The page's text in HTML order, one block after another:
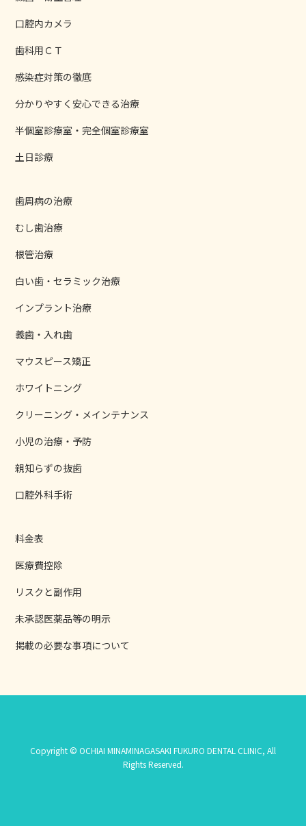
口腔内カメラ
歯科用ＣＴ
感染症対策の徹底
分かりやすく安心できる治療
半個室診療室・完全個室診療室
土日診療
歯周病の治療
むし歯治療
根管治療
白い歯・セラミック治療
インプラント治療
義歯・入れ歯
マウスピース矯正
ホワイトニング
クリーニング・メインテナンス
小児の治療・予防
親知らずの抜歯
口腔外科手術
料金表
医療費控除
リスクと副作用
未承認医薬品等の明示
掲載の必要な事項について
Copyright © OCHIAI MINAMINAGASAKI FUKURO DENTAL CLINIC, All
Rights Reserved.